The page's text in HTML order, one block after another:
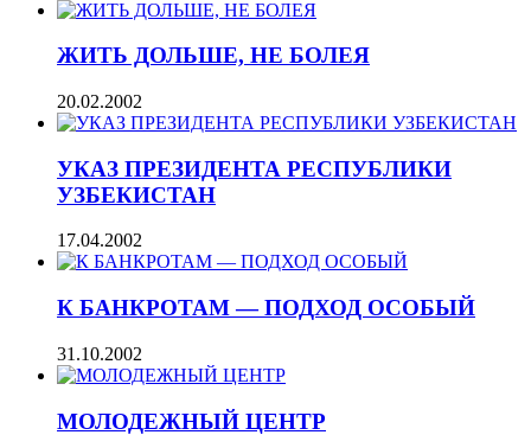
ЖИТЬ ДОЛЬШЕ, НЕ БОЛЕЯ
20.02.2002
УКАЗ ПРЕЗИДЕНТА РЕСПУБЛИКИ
УЗБЕКИСТАН
17.04.2002
К БАНКРОТАМ — ПОДХОД ОСОБЫЙ
31.10.2002
МОЛОДЕЖНЫЙ ЦЕНТР